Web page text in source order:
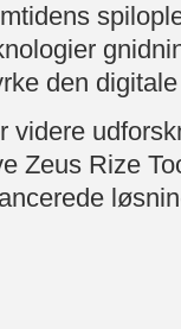
den
videre
Zeus Rize